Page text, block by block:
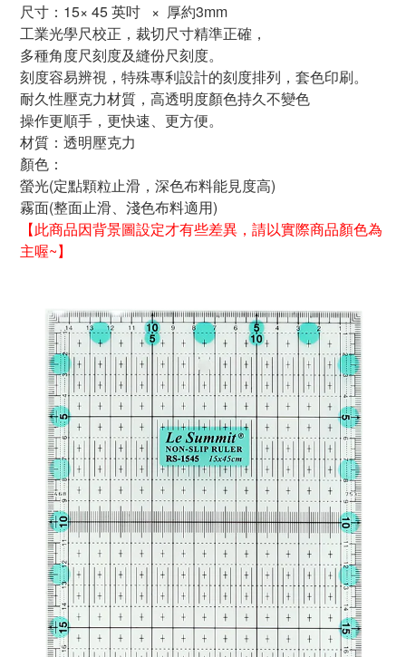
尺寸：15× 45 英吋
× 厚約3mm
工業光學尺校正，裁切尺寸精準正確，
多種角度尺刻度及縫份尺刻度。
刻度容易辨視，特殊專利設計的刻度排列，套色印刷。
耐久性壓克力材質，高透明度顏色持久不變色
操作更順手，更快速、更方便。
材質：透明壓克力
顏色：
螢光(定點顆粒止滑，深色布料能見度高)
霧面(整面止滑、淺色布料適用)
【此商品因背景圖設定才有些差異，請以實際商品顏色為
主喔~】